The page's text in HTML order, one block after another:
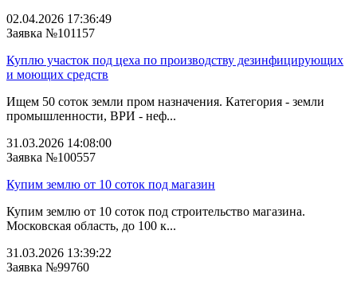
02.04.2026 17:36:49
Заявка №101157
Куплю участок под цеха по производству дезинфицирующих
и моющих средств
Ищем 50 соток земли пром назначения. Категория - земли
промышленности, ВРИ - неф...
31.03.2026 14:08:00
Заявка №100557
Купим землю от 10 соток под магазин
Купим землю от 10 соток под строительство магазина.
Московская область, до 100 к...
31.03.2026 13:39:22
Заявка №99760